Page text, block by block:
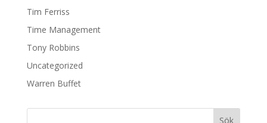
Tim Ferriss
Time Management
Tony Robbins
Uncategorized
Warren Buffet